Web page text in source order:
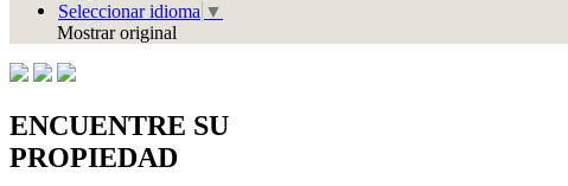
Seleccionar idioma ▼
Mostrar original
ENCUENTRE SU
PROPIEDAD